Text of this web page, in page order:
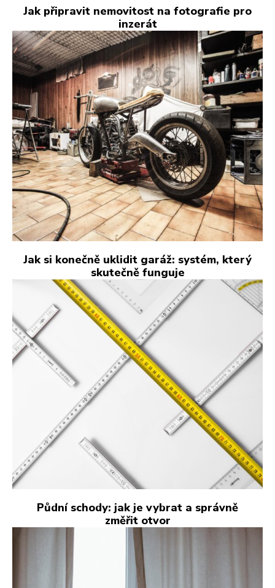
Jak připravit nemovitost na fotografie pro
inzerát
Jak si konečně uklidit garáž: systém, který
skutečně funguje
Půdní schody: jak je vybrat a správně
změřit otvor